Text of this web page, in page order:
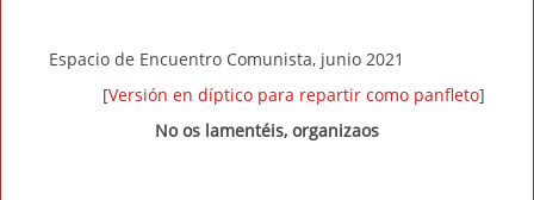
Espacio de Encuentro Comunista, junio 2021
[Versión en díptico para repartir como panfleto]
No os lamentéis, organizaos